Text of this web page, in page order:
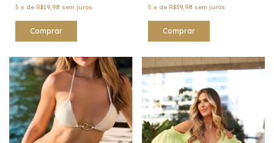
5 x de R$19,98 sem juros
Comprar
5 x de R$39,98 sem juros
Comprar